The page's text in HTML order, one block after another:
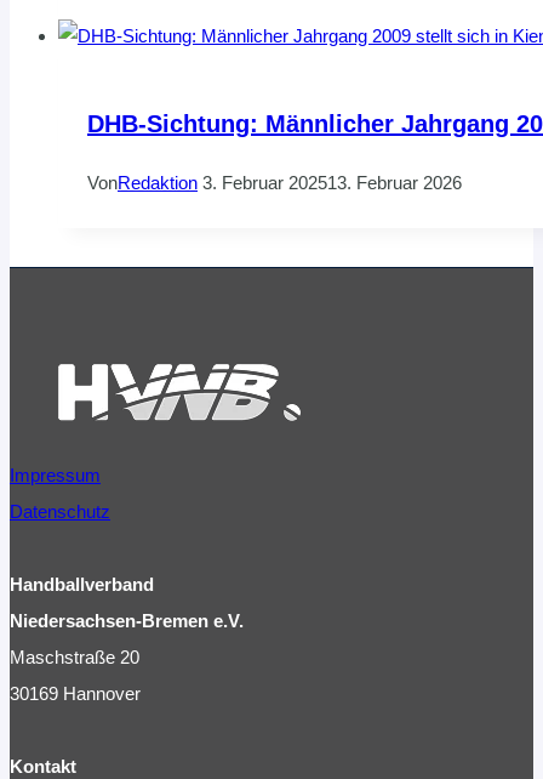
DHB-Sichtung: Männlicher Jahrgang
VonRedaktion 3. Februar 202513. Februar 2026
Impressum
Datenschutz
Handballverband
Niedersachsen-Bremen e.V.
Maschstraße 20
30169 Hannover
Kontakt